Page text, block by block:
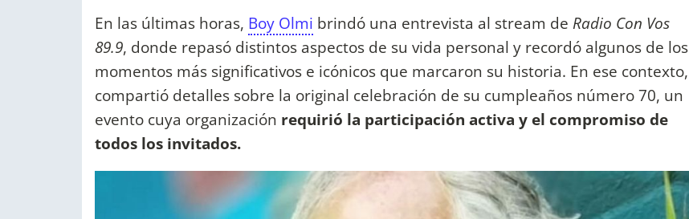
En las últimas horas, Boy Olmi brindó una entrevista al stream de Radio Con Vos
89.9, donde repasó distintos aspectos de su vida personal y recordó algunos de los
momentos más significativos e icónicos que marcaron su historia. En ese contexto,
compartió detalles sobre la original celebración de su cumpleaños número 70, un
evento cuya organización requirió la participación activa y el compromiso de
todos los invitados.